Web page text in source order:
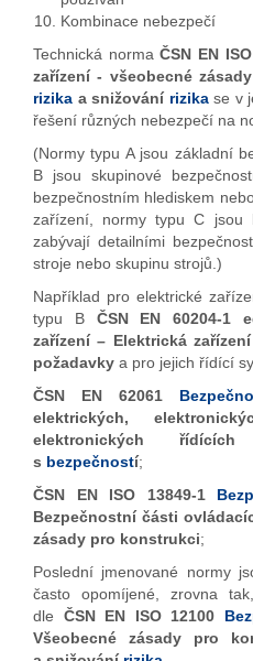
Kombinace nebezpečí
Technická normaČSN EN
zařízení - všeobecné
rizika a snižování rizikase v
řešení různých nebezpečí na
(Normy typu A jsou základní
B jsou skupinové
bezpečnostním hlediskem
zařízení, normy typu C jsou
zabývají detailními
stroje nebo skupinu strojů.)
Například pro elektrické
typu BČSN EN 60204-1
zařízení – Elektrická
požadavky a pro jejich řídící
ČSN EN 62061
elektrických,
elektronických
s bezpečností;
ČSN EN ISO 13849-1
Bezpečnostní části
zásady pro konstrukci;
Poslední jmenované normy
často opomíjené, zrovna
dle ČSN EN ISO 12100
Všeobecné zásady pro